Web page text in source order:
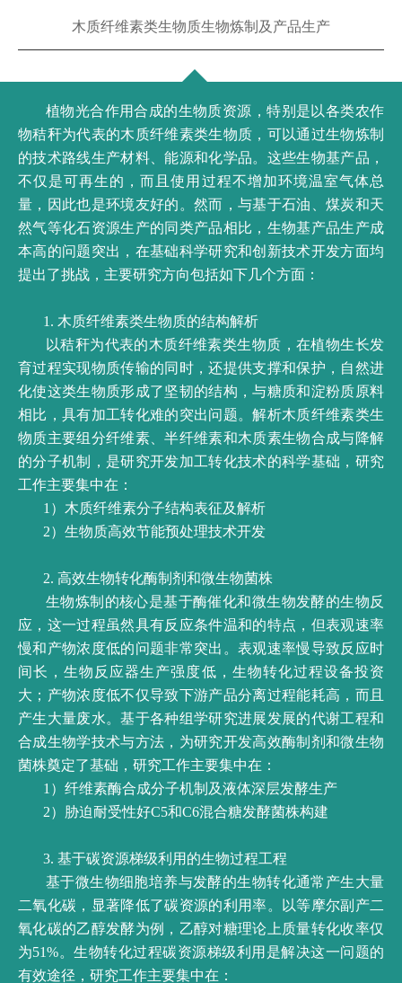
木质纤维素类生物质生物炼制及产品生产
植物光合作用合成的生物质资源，特别是以各类农作
物秸秆为代表的木质纤维素类生物质，可以通过生物炼制
的技术路线生产材料、能源和化学品。这些生物基产品，
不仅是可再生的，而且使用过程不增加环境温室气体总
量，因此也是环境友好的。然而，与基于石油、煤炭和天
然气等化石资源生产的同类产品相比，生物基产品生产成
本高的问题突出，在基础科学研究和创新技术开发方面均
提出了挑战，主要研究方向包括如下几个方面：
1. 木质纤维素类生物质的结构解析
以秸秆为代表的木质纤维素类生物质，在植物生长发
育过程实现物质传输的同时，还提供支撑和保护，自然进
化使这类生物质形成了坚韧的结构，与糖质和淀粉质原料
相比，具有加工转化难的突出问题。解析木质纤维素类生
物质主要组分纤维素、半纤维素和木质素生物合成与降解
的分子机制，是研究开发加工转化技术的科学基础，研究
工作主要集中在：
1）木质纤维素分子结构表征及解析
2）生物质高效节能预处理技术开发
2. 高效生物转化酶制剂和微生物菌株
生物炼制的核心是基于酶催化和微生物发酵的生物反
应，这一过程虽然具有反应条件温和的特点，但表观速率
慢和产物浓度低的问题非常突出。表观速率慢导致反应时
间长，生物反应器生产强度低，生物转化过程设备投资
大；产物浓度低不仅导致下游产品分离过程能耗高，而且
产生大量废水。基于各种组学研究进展发展的代谢工程和
合成生物学技术与方法，为研究开发高效酶制剂和微生物
菌株奠定了基础，研究工作主要集中在：
1）纤维素酶合成分子机制及液体深层发酵生产
2）胁迫耐受性好C5和C6混合糖发酵菌株构建
3. 基于碳资源梯级利用的生物过程工程
基于微生物细胞培养与发酵的生物转化通常产生大量
二氧化碳，显著降低了碳资源的利用率。以等摩尔副产二
氧化碳的乙醇发酵为例，乙醇对糖理论上质量转化收率仅
为51%。生物转化过程碳资源梯级利用是解决这一问题的
有效途径，研究工作主要集中在：